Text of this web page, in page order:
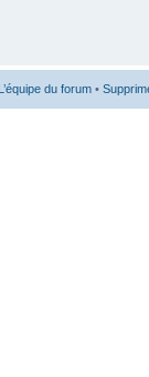
L’équipe du forum •